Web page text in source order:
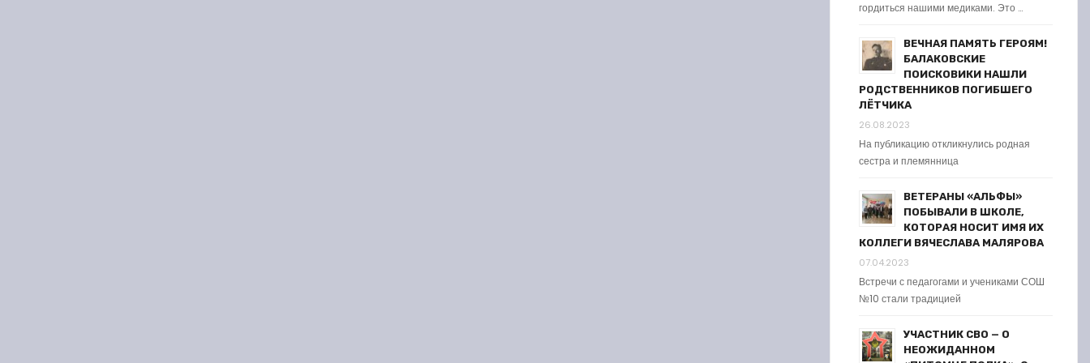
гордиться нашими медиками. Это …
ВЕЧНАЯ ПАМЯТЬ ГЕРОЯМ!
БАЛАКОВСКИЕ
ПОИСКОВИКИ НАШЛИ
РОДСТВЕННИКОВ ПОГИБШЕГО
ЛЁТЧИКА
26.08.2023
На публикацию откликнулись родная
сестра и племянница
ВЕТЕРАНЫ «АЛЬФЫ»
ПОБЫВАЛИ В ШКОЛЕ,
КОТОРАЯ НОСИТ ИМЯ ИХ
КОЛЛЕГИ ВЯЧЕСЛАВА МАЛЯРОВА
07.04.2023
Встречи с педагогами и учениками СОШ
№10 стали традицией
УЧАСТНИК СВО — О
НЕОЖИДАННОМ